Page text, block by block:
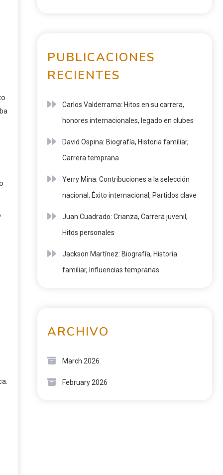
PUBLICACIONES
RECIENTES
Carlos Valderrama: Hitos en su carrera,
honores internacionales, legado en clubes
David Ospina: Biografía, Historia familiar,
Carrera temprana
Yerry Mina: Contribuciones a la selección
nacional, Éxito internacional, Partidos clave
Juan Cuadrado: Crianza, Carrera juvenil,
Hitos personales
Jackson Martínez: Biografía, Historia
familiar, Influencias tempranas
ARCHIVO
March 2026
February 2026